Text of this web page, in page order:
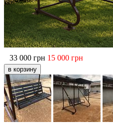
33 000 грн 15 000 грн